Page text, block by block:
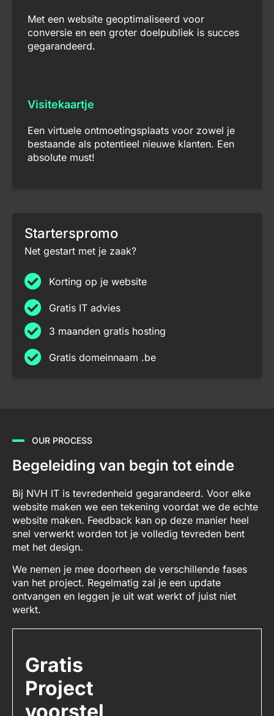
Met een website geoptimaliseerd voor
conversie en een groter doelpubliek is succes
gegarandeerd.
Visitekaartje
Een virtuele ontmoetingsplaats voor zowel je
bestaande als potentieel nieuwe klanten. Een
absolute must!
Starterspromo
Net gestart met je zaak?
Korting op je website
Gratis IT advies
3 maanden gratis hosting
Gratis domeinnaam .be
OUR PROCESS
Begeleiding van begin tot einde
Bij NVH IT is tevredenheid gegarandeerd. Voor elke
website maken we een tekening voordat we de echte
website maken. Feedback kan op deze manier heel
snel verwerkt worden tot je volledig tevreden bent
met het design.
We nemen je mee doorheen de verschillende fases
van het project. Regelmatig zal je een update
ontvangen en leggen je uit wat werkt of juist niet
werkt.
Gratis
Project